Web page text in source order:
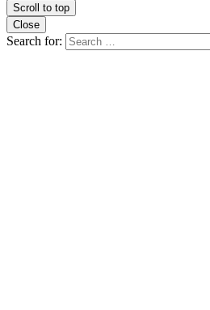
Scroll to top
Close
Search for: